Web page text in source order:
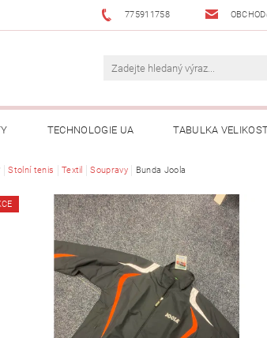
775911758
TECHNOLOGIE UA TABULKA
Stolní tenis Textil Soupravy Bunda Joola